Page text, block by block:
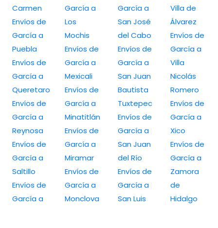
Carmen
Envíos de
García a
Puebla
Envíos de
García a
Queretaro
Envíos de
García a
Reynosa
Envíos de
García a
Saltillo
Envíos de
García a
García a
Los
Mochis
Envíos de
García a
Mexicali
Envíos de
García a
Minatitlán
Envíos de
García a
Miramar
Envíos de
García a
Monclova
García a
San José
del Cabo
Envíos de
García a
San Juan
Bautista
Tuxtepec
Envíos de
García a
San Juan
del Río
Envíos de
García a
San Luis
Villa de
Álvarez
Envíos de
García a
Villa
Nicolás
Romero
Envíos de
García a
Xico
Envíos de
García a
Zamora
de
Hidalgo